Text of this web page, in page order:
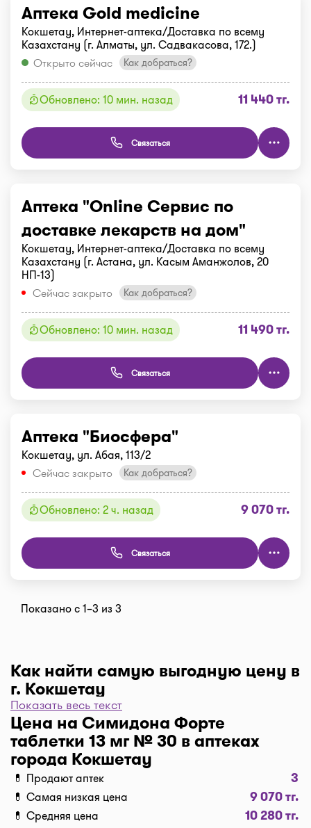
Аптека Gold medicine
Кокшетау, Интернет-аптека/Доставка по всему
Казахстану (г. Алматы, ул. Садвакасова, 172.)
Открыто сейчас
Как добраться?
Обновлено: 10 мин. назад 11 440 тг.
Связаться
Аптека "Online Сервис по
доставке лекарств на дом"
Кокшетау, Интернет-аптека/Доставка по всему
Казахстану (г. Астана, ул. Касым Аманжолов, 20
НП-13)
Сейчас закрыто
Как добраться?
Обновлено: 10 мин. назад 11 490 тг.
Связаться
Аптека "Биосфера"
Кокшетау, ул. Абая, 113/2
Сейчас закрыто
Как добраться?
Обновлено: 2 ч. назад 9 070 тг.
Связаться
Показано с 1–3 из 3
Как найти самую выгодную цену в
г. Кокшетау
Чтобы отфильтровать аптеки по цене, нажмите
"Фильтр", далее "По цене, от 1..." и кнопку
"Выбрать". Самая низкая цена в аптеке перед
вами. Экономьте с помощью сервиса I-teka!
Доставка
Нужна быстрая доставка лекарств в г. Кокшетау?
Добавляйте нужные препараты по кнопке
Показать весь текст
Цена на Симидона Форте
таблетки 13 мг № 30 в аптеках
города Кокшетау
💊 Продают аптек 3
💊 Самая низкая цена 9 070 тг.
💊 Средняя цена 10 280 тг.